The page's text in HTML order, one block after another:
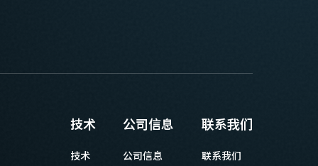
技术
技术
公司信息
公司信息
联系我们
联系我们